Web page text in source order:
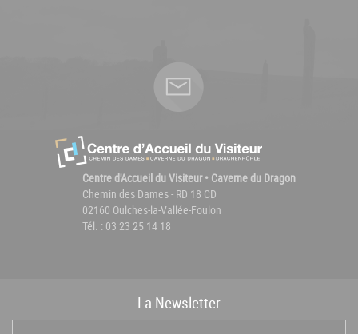
Centre d'Accueil du Visiteur • Caverne du Dragon
Chemin des Dames - RD 18 CD
02160 Oulches-la-Vallée-Foulon
Tél. : 03 23 25 14 18
La Newsletter